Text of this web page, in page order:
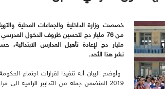
خصصت وزارة الداخلية والجماعات المحلية
مليار دج لإعادة تأهيل المدارس الابتدائية،
نشر هذا الأحد.
2019 المتضمن جملة من التدابير الرامية الى